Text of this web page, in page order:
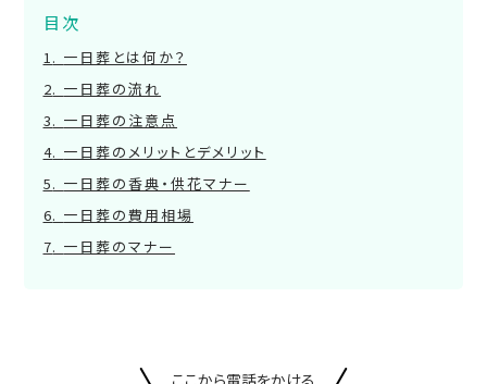
目次
一日葬とは何か？
一日葬の流れ
一日葬の注意点
一日葬のメリットとデメリット
一日葬の香典・供花マナー
一日葬の費用相場
一日葬のマナー